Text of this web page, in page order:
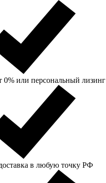
0% или персональный лизинг
в любую точку РФ